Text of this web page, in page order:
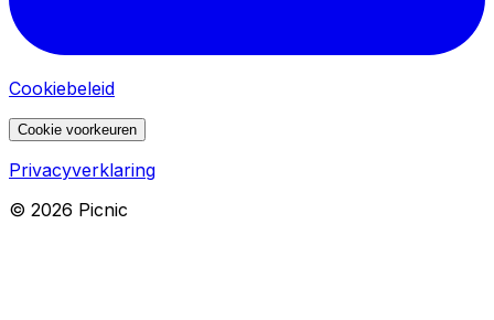
Cookiebeleid
Cookie voorkeuren
Privacyverklaring
© 2026 Picnic